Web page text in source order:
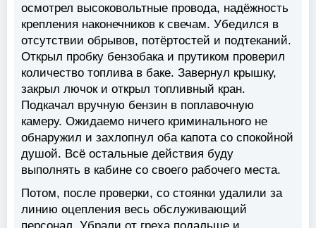
осмотрел высоковольтные провода, надёжность
крепления наконечников к свечам. Убедился в
отсутствии обрывов, потёртостей и подтеканий.
Открыл пробку бензобака и прутиком проверил
количество топлива в баке. Завернул крышку,
закрыл лючок и открыл топливный кран.
Подкачал вручную бензин в поплавочную
камеру. Ожидаемо ничего криминального не
обнаружил и захлопнул оба капота со спокойной
душой. Всё остальные действия буду
выполнять в кабине со своего рабочего места.
Потом, после проверки, со стоянки удалили за
линию оцепления весь обслуживающий